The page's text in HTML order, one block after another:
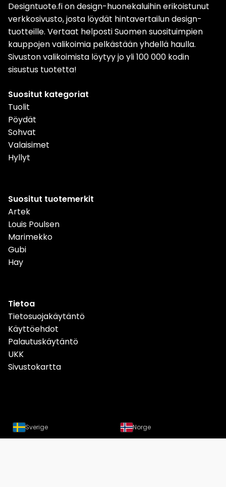
Designtuote.fi on design-huonekaluihin erikoistunut
verkkosivusto, josta löydät hintavertailun design-
tuotteille. Vertaat helposti Suomen suosituimpien
kauppojen valikoimia pelkästään yhdellä haulla.
Sivuston valikoimista löytyy jo yli 100 000 kodin
sisustus tuotetta!
Suositut kategoriat
Tuolit
Pöydät
Sohvat
Valaisimet
Hyllyt
Suositut tuotemerkit
Artek
Louis Poulsen
Marimekko
Gubi
Hay
Tietoa
Tietosuojakäytäntö
Käyttöehdot
Palautuskäytäntö
UKK
Sivustokartta
Sverige Norge